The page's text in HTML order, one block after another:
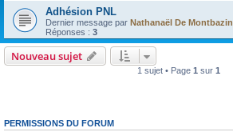
Adhésion PNL
Dernier message par Nathanaël De Montbazin
Réponses : 3
Nouveau sujet
1 sujet • Page 1 sur 1
PERMISSIONS DU FORUM